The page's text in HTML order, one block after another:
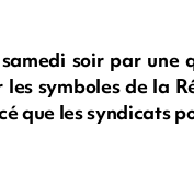
soir par une
symboles de la
que les syndicats